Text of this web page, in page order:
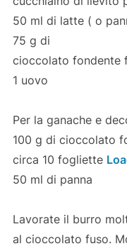
50 ml di latte ( o
75 g di
cioccolato fondente
1 uovo
Per la ganache e
100 g di cioccolato
circa 10 fogliette
50 ml di panna
Lavorate il burro
al cioccolato fuso.